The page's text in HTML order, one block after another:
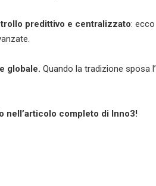
predittivo e centralizzato: ecco
globale. Quando la tradizione sposa
completo di Inno3!